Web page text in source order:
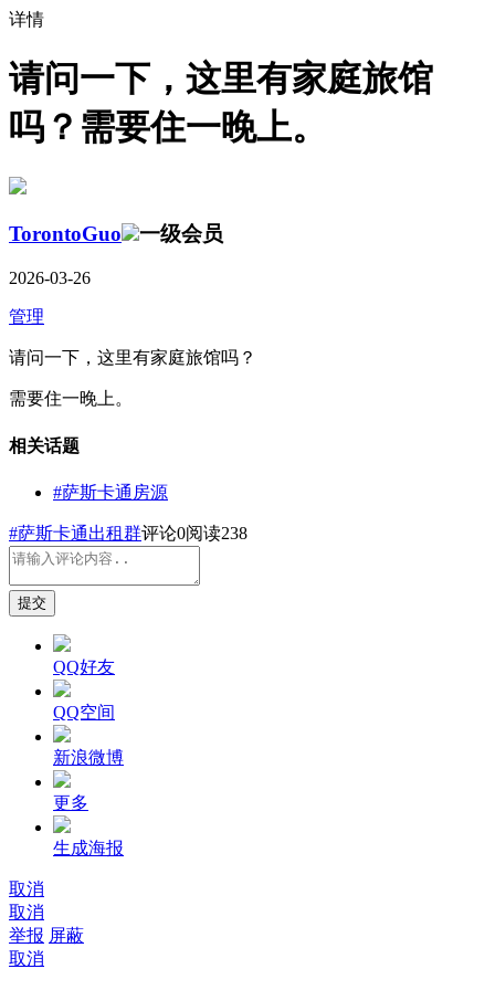
详情
请问一下，这里有家庭旅馆
吗？需要住一晚上。
TorontoGuo 一级会员
2026-03-26
管理
请问一下，这里有家庭旅馆吗？
需要住一晚上。
相关话题
#萨斯卡通房源
#萨斯卡通出租群评论0阅读238
提交
QQ好友
QQ空间
新浪微博
更多
生成海报
取消
取消
举报 屏蔽
取消